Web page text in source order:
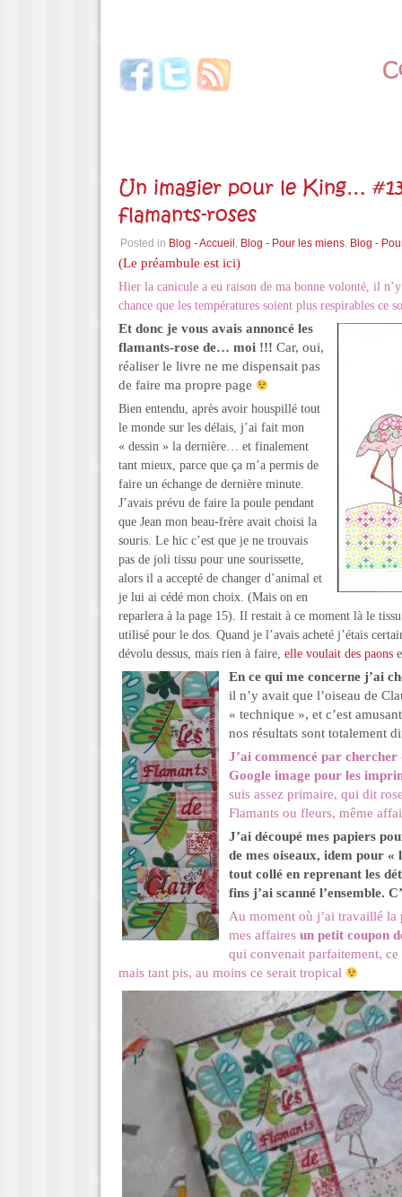
Un imagier pour le King…
flamants-roses
Posted in Blog - Accueil , Blog - Pour les miens, Blog -
(Le préambule est ici)
Hier la canicule a eu raison de ma bonne volonté, il
chance que les températures soient plus respirables ce
Et donc je vous avais annoncé les
flamants-rose de… moi !!! Car, oui,
réaliser le livre ne me dispensait pas
de faire ma propre page
Bien entendu, après avoir houspillé tout
le monde sur les délais, j’ai fait mon
« dessin » la dernière… et finalement
tant mieux, parce que ça m’a permis de
faire un échange de dernière minute.
J’avais prévu de faire la poule pendant
que Jean mon beau-frère avait choisi la
souris. Le hic c’est que je ne trouvais
pas de joli tissu pour une sourissette,
alors il a accepté de changer d’animal et
je lui ai cédé mon choix. (Mais on en
reparlera à la page 15). Il restait à ce moment là le
utilisé pour le dos. Quand je l’avais acheté j’étais
dévolu dessus, mais rien à faire, elle voulait des paons
En ce qui me concerne j’ai
il n’y avait que l’oiseau de
« technique », et c’est
nos résultats sont totalement
J’ai commencé par
Google image pour les
suis assez primaire, qui dit
Flamants ou fleurs, même
J’ai découpé mes papiers
de mes oiseaux, idem pour «
tout collé en reprenant les
fins j’ai scanné l’ensemble.
Au moment où j’ai travaillé la
mes affaires un petit coupon
qui convenait parfaitement, ce
mais tant pis, au moins ce serait tropical